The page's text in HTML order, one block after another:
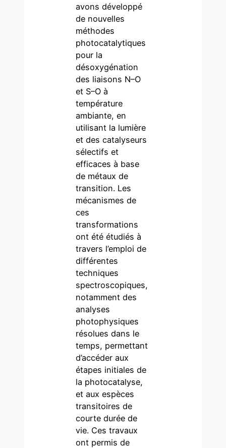
avons développé
de nouvelles
méthodes
photocatalytiques
pour la
désoxygénation
des liaisons N–O
et S–O à
température
ambiante, en
utilisant la lumière
et des catalyseurs
sélectifs et
efficaces à base
de métaux de
transition. Les
mécanismes de
ces
transformations
ont été étudiés à
travers l’emploi de
différentes
techniques
spectroscopiques,
notamment des
analyses
photophysiques
résolues dans le
temps, permettant
d’accéder aux
étapes initiales de
la photocatalyse,
et aux espèces
transitoires de
courte durée de
vie. Ces travaux
ont permis de